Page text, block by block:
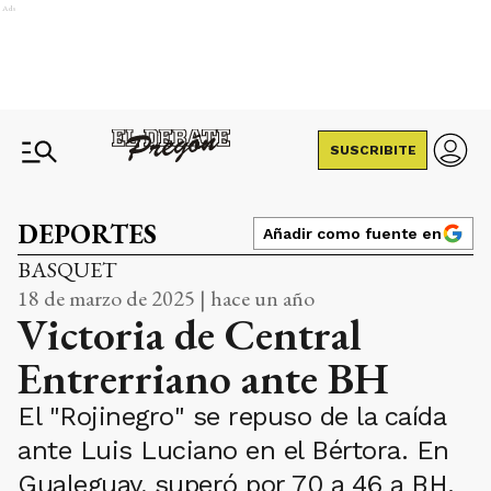
Ads
SUSCRIBITE
DEPORTES Añadir como fuente en
BASQUET
18 de marzo de 2025 | hace un año
Victoria de Central
Entrerriano ante BH
El "Rojinegro" se repuso de la caída
ante Luis Luciano en el Bértora. En
Gualeguay, superó por 70 a 46 a BH.